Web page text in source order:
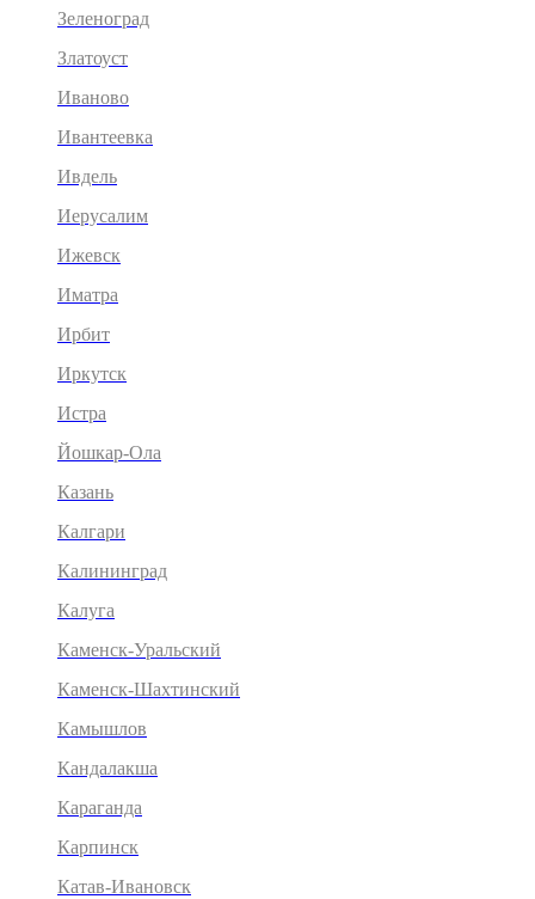
Зеленоград
Златоуст
Иваново
Ивантеевка
Ивдель
Иерусалим
Ижевск
Иматра
Ирбит
Иркутск
Истра
Йошкар-Ола
Казань
Калгари
Калининград
Калуга
Каменск-Уральский
Каменск-Шахтинский
Камышлов
Кандалакша
Караганда
Карпинск
Катав-Ивановск